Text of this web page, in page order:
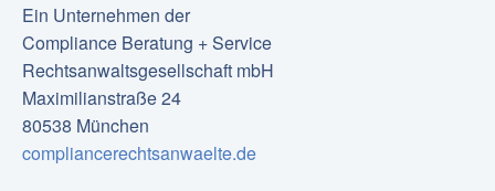
Ein Unternehmen der
Compliance Beratung + Service
Rechtsanwaltsgesellschaft mbH
Maximilianstraße 24
80538 München
compliancerechtsanwaelte.de